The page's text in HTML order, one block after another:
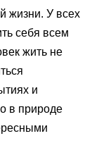
жизни. У всех
себя всем
жить не
и
в природе